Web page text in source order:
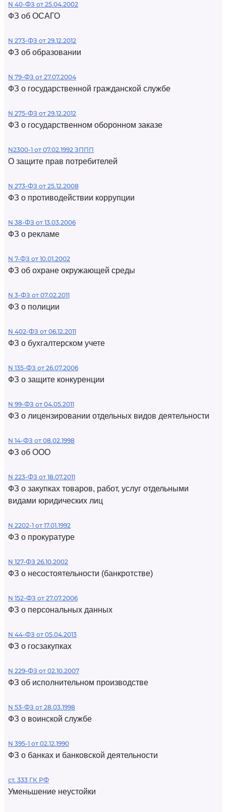
N 40-ФЗ от 25.04.2002
ФЗ об ОСАГО
N 273-ФЗ от 29.12.2012
ФЗ об образовании
N 79-ФЗ от 27.07.2004
ФЗ о государственной гражданской службе
N 275-ФЗ от 29.12.2012
ФЗ о государственном оборонном заказе
N2300-1 от 07.02.1992 ЗППП
О защите прав потребителей
N 273-ФЗ от 25.12.2008
ФЗ о противодействии коррупции
N 38-ФЗ от 13.03.2006
ФЗ о рекламе
N 7-ФЗ от 10.01.2002
ФЗ об охране окружающей среды
N 3-ФЗ от 07.02.2011
ФЗ о полиции
N 402-ФЗ от 06.12.2011
ФЗ о бухгалтерском учете
N 135-ФЗ от 26.07.2006
ФЗ о защите конкуренции
N 99-ФЗ от 04.05.2011
ФЗ о лицензировании отдельных видов деятельности
N 14-ФЗ от 08.02.1998
ФЗ об ООО
N 223-ФЗ от 18.07.2011
ФЗ о закупках товаров, работ, услуг отдельными
видами юридических лиц
N 2202-1 от 17.01.1992
ФЗ о прокуратуре
N 127-ФЗ 26.10.2002
ФЗ о несостоятельности (банкротстве)
N 152-ФЗ от 27.07.2006
ФЗ о персональных данных
N 44-ФЗ от 05.04.2013
ФЗ о госзакупках
N 229-ФЗ от 02.10.2007
ФЗ об исполнительном производстве
N 53-ФЗ от 28.03.1998
ФЗ о воинской службе
N 395-1 от 02.12.1990
ФЗ о банках и банковской деятельности
ст. 333 ГК РФ
Уменьшение неустойки